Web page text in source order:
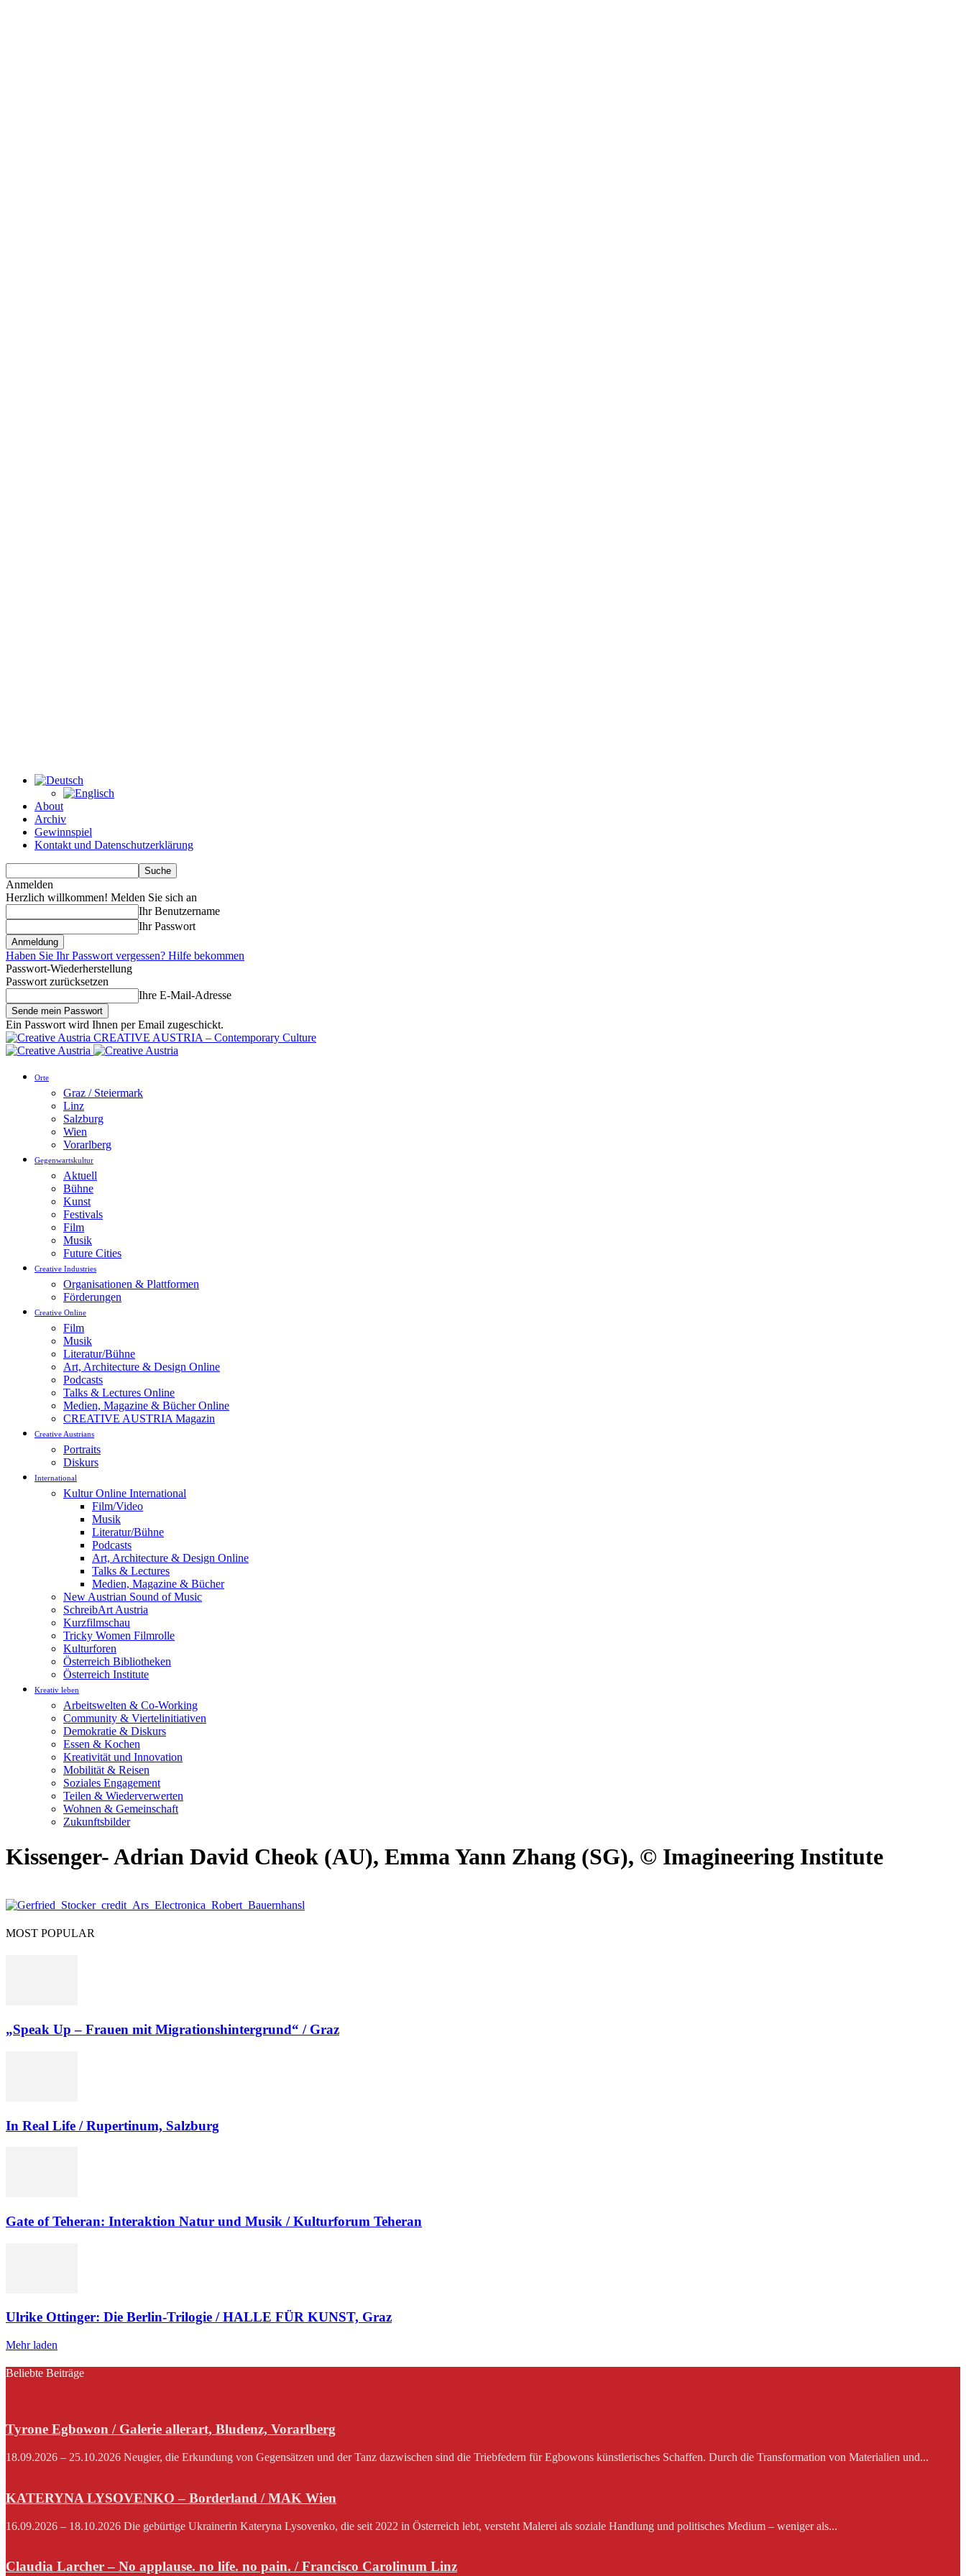
About
Archiv
Gewinnspiel
Kontakt und Datenschutzerklärung
Anmelden
Herzlich willkommen! Melden Sie sich an
Ihr Benutzername
Ihr Passwort
Haben Sie Ihr Passwort vergessen? Hilfe bekommen
Passwort-Wiederherstellung
Passwort zurücksetzen
Ihre E-Mail-Adresse
Ein Passwort wird Ihnen per Email zugeschickt.
CREATIVE AUSTRIA – Contemporary Culture
Orte
Graz / Steiermark
Linz
Salzburg
Wien
Vorarlberg
Gegenwartskultur
Aktuell
Bühne
Kunst
Festivals
Film
Musik
Future Cities
Creative Industries
Organisationen & Plattformen
Förderungen
Creative Online
Film
Musik
Literatur/Bühne
Art, Architecture & Design Online
Podcasts
Talks & Lectures Online
Medien, Magazine & Bücher Online
CREATIVE AUSTRIA Magazin
Creative Austrians
Portraits
Diskurs
International
Kultur Online International
Film/Video
Musik
Literatur/Bühne
Podcasts
Art, Architecture & Design Online
Talks & Lectures
Medien, Magazine & Bücher
New Austrian Sound of Music
SchreibArt Austria
Kurzfilmschau
Tricky Women Filmrolle
Kulturforen
Österreich Bibliotheken
Österreich Institute
Kreativ leben
Arbeitswelten & Co-Working
Community & Viertelinitiativen
Demokratie & Diskurs
Essen & Kochen
Kreativität und Innovation
Mobilität & Reisen
Soziales Engagement
Teilen & Wiederverwerten
Wohnen & Gemeinschaft
Zukunftsbilder
Kissenger- Adrian David Cheok (AU), Emma Yann Zhang (SG), © Imagineering Institute
MOST POPULAR
„Speak Up – Frauen mit Migrationshintergrund“ / Graz
In Real Life / Rupertinum, Salzburg
Gate of Teheran: Interaktion Natur und Musik / Kulturforum Teheran
Ulrike Ottinger: Die Berlin-Trilogie / HALLE FÜR KUNST, Graz
Mehr laden
Beliebte Beiträge
Tyrone Egbowon / Galerie allerart, Bludenz, Vorarlberg
18.09.2026 – 25.10.2026 Neugier, die Erkundung von Gegensätzen und der Tanz dazwischen sind die Triebfedern für Egbowons künstlerisches Schaffen. Durch die Transformation von Materialien und...
KATERYNA LYSOVENKO – Borderland / MAK Wien
16.09.2026 – 18.10.2026 Die gebürtige Ukrainerin Kateryna Lysovenko, die seit 2022 in Österreich lebt, versteht Malerei als soziale Handlung und politisches Medium – weniger als...
Claudia Larcher – No applause. no life. no pain. / Francisco Carolinum Linz